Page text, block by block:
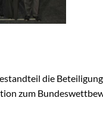
die
zum